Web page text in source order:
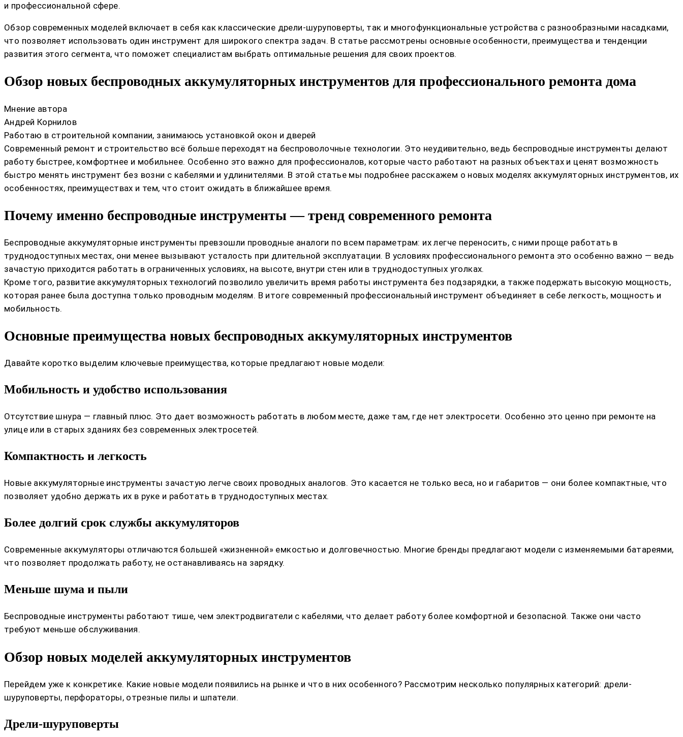
и профессиональной сфере.
Обзор современных моделей включает в себя как классические дрели-шуруповерты, так и многофункциональные устройства с разнообразными насадками,
что позволяет использовать один инструмент для широкого спектра задач. В статье рассмотрены основные особенности, преимущества и тенденции
развития этого сегмента, что поможет специалистам выбрать оптимальные решения для своих проектов.
Обзор новых беспроводных аккумуляторных инструментов для профессионального ремонта дома
Мнение автора
Андрей Корнилов
Работаю в строительной компании, занимаюсь установкой окон и дверей
Современный ремонт и строительство всё больше переходят на беспроволочные технологии. Это неудивительно, ведь беспроводные инструменты делают
работу быстрее, комфортнее и мобильнее. Особенно это важно для профессионалов, которые часто работают на разных объектах и ценят возможность
быстро менять инструмент без возни с кабелями и удлинителями. В этой статье мы подробнее расскажем о новых моделях аккумуляторных инструментов, их
особенностях, преимуществах и тем, что стоит ожидать в ближайшее время.
Почему именно беспроводные инструменты — тренд современного ремонта
Беспроводные аккумуляторные инструменты превзошли проводные аналоги по всем параметрам: их легче переносить, с ними проще работать в
труднодоступных местах, они менее вызывают усталость при длительной эксплуатации. В условиях профессионального ремонта это особенно важно — ведь
зачастую приходится работать в ограниченных условиях, на высоте, внутри стен или в труднодоступных уголках.
Кроме того, развитие аккумуляторных технологий позволило увеличить время работы инструмента без подзарядки, а также подержать высокую мощность,
которая ранее была доступна только проводным моделям. В итоге современный профессиональный инструмент объединяет в себе легкость, мощность и
мобильность.
Основные преимущества новых беспроводных аккумуляторных инструментов
Давайте коротко выделим ключевые преимущества, которые предлагают новые модели:
Мобильность и удобство использования
Отсутствие шнура — главный плюс. Это дает возможность работать в любом месте, даже там, где нет электросети. Особенно это ценно при ремонте на
улице или в старых зданиях без современных электросетей.
Компактность и легкость
Новые аккумуляторные инструменты зачастую легче своих проводных аналогов. Это касается не только веса, но и габаритов — они более компактные, что
позволяет удобно держать их в руке и работать в труднодоступных местах.
Более долгий срок службы аккумуляторов
Современные аккумуляторы отличаются большей «жизненной» емкостью и долговечностью. Многие бренды предлагают модели с изменяемыми батареями,
что позволяет продолжать работу, не останавливаясь на зарядку.
Меньше шума и пыли
Беспроводные инструменты работают тише, чем электродвигатели с кабелями, что делает работу более комфортной и безопасной. Также они часто
требуют меньше обслуживания.
Обзор новых моделей аккумуляторных инструментов
Перейдем уже к конкретике. Какие новые модели появились на рынке и что в них особенного? Рассмотрим несколько популярных категорий: дрели-
шуруповерты, перфораторы, отрезные пилы и шпатели.
Дрели-шуруповерты